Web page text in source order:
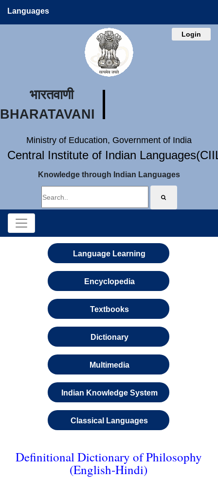
Languages
Login
भारतवाणी
BHARATAVANI
Ministry of Education, Government of India
Central Institute of Indian
Knowledge through Indian Languages
Language Learning
Encyclopedia
Textbooks
Dictionary
Multimedia
Indian Knowledge System
Classical Languages
Definitional Dictionary of Philosophy
(English-Hindi)